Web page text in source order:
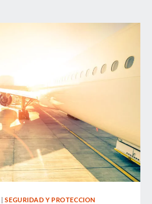
|SEGURIDAD Y PROTECCION